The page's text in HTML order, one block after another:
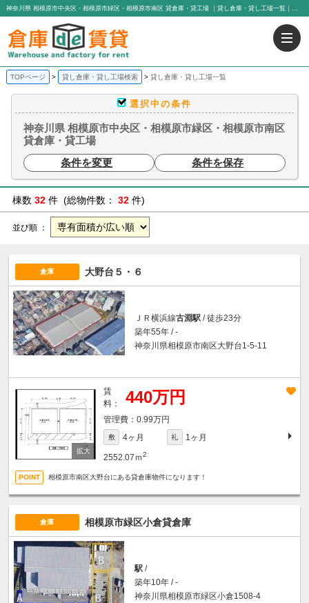
神奈川県 相模原市中央区・相模原市緑区・相模原市南区 貸倉庫・貸工場 ｜貸し倉庫・貸し工場一覧｜貸し倉庫、貸し工場なら「倉庫de賃貸」｜有限会社アイエヌジー・トゥエンティーワン
TOPページ 貸し倉庫・貸し工場検索 貸し倉庫・貸し工場一覧
選択中の条件
神奈川県 相模原市中央区・相模原市緑区・相模原市南区
貸倉庫・貸工場
条件を変更
条件を保存
棟数 32 件 (総物件数： 32 件)
並び順 ：
倉庫 大野台５・６
ＪＲ横浜線古淵駅 / 徒歩23分
築年55年 / -
神奈川県相模原市南区大野台1-5-11
賃
料：
440万円
0.99万円
敷 4ヶ月 礼 1ヶ月
2552.07ｍ2
相模原市南区大野台にある貸倉庫物件になります！
倉庫 相模原市緑区小倉貸倉庫
駅 /
築年10年 / -
神奈川県相模原市緑区小倉1508-4